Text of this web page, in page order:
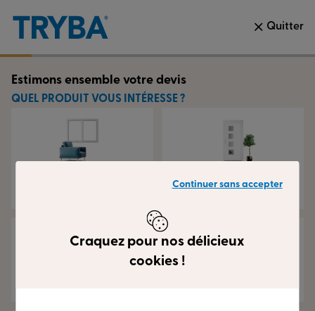
Quitter
Estimons ensemble votre devis
QUEL PRODUIT VOUS INTÉRESSE ?
Portes d’entrée
Continuer sans accepter
Craquez pour nos délicieux
cookies !